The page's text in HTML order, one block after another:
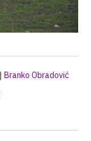
Branko Obradović